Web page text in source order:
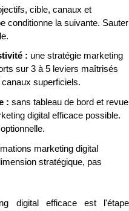
cible, canaux et
conditionne la suivante. Sauter
: une stratégie marketing
sur 3 à 5 leviers maîtrisés
superficiels.
: sans tableau de bord et revue
digital efficace possible.
marketing digital
stratégique, pas
digital efficace est l'étape